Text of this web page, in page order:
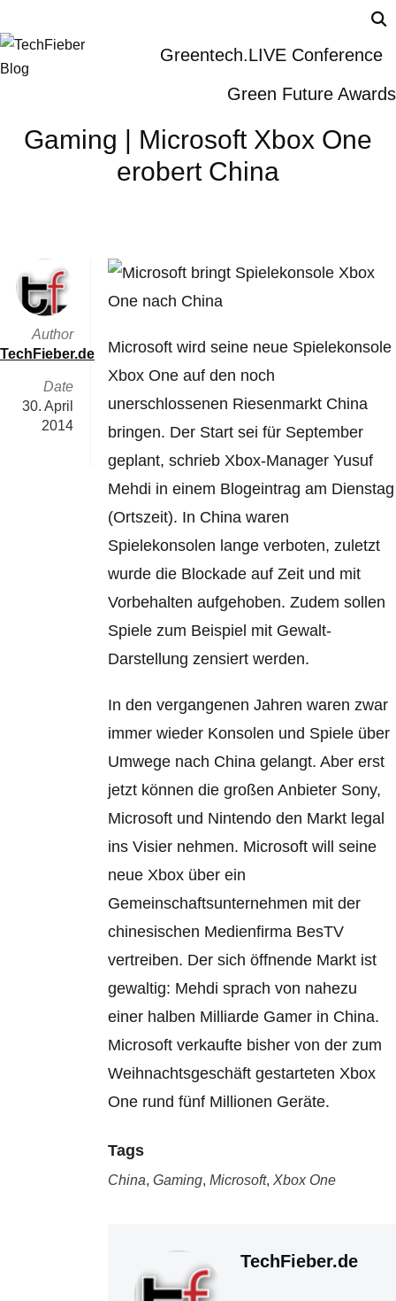
Greentech.LIVE Conference
Green Future Awards
Gaming | Microsoft Xbox One
erobert China
Microsoft wird seine neue Spielekonsole
Xbox One auf den noch
unerschlossenen Riesenmarkt China
bringen. Der Start sei für September
geplant, schrieb Xbox-Manager Yusuf
Mehdi in einem Blogeintrag am Dienstag
(Ortszeit). In China waren
Spielekonsolen lange verboten, zuletzt
wurde die Blockade auf Zeit und mit
Vorbehalten aufgehoben. Zudem sollen
Spiele zum Beispiel mit Gewalt-
Darstellung zensiert werden.
In den vergangenen Jahren waren zwar
immer wieder Konsolen und Spiele über
Umwege nach China gelangt. Aber erst
jetzt können die großen Anbieter Sony,
Microsoft und Nintendo den Markt legal
ins Visier nehmen. Microsoft will seine
neue Xbox über ein
Gemeinschaftsunternehmen mit der
chinesischen Medienfirma BesTV
vertreiben. Der sich öffnende Markt ist
gewaltig: Mehdi sprach von nahezu
einer halben Milliarde Gamer in China.
Microsoft verkaufte bisher von der zum
Weihnachtsgeschäft gestarteten Xbox
One rund fünf Millionen Geräte.
Tags
China,Gaming,Microsoft,Xbox One
TechFieber.de
Author
TechFieber.de
Date
30. April
2014